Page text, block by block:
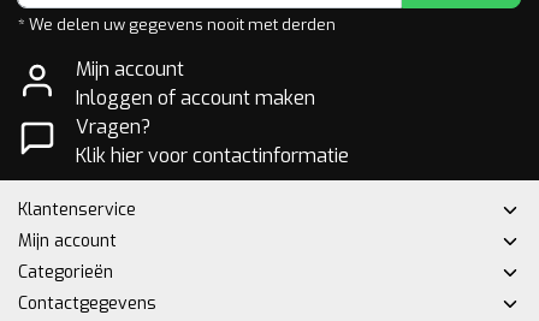
* We delen uw gegevens nooit met derden
Mijn account
Inloggen of account maken
Vragen?
Klik hier voor contactinformatie
Klantenservice
Mijn account
Categorieën
Contactgegevens